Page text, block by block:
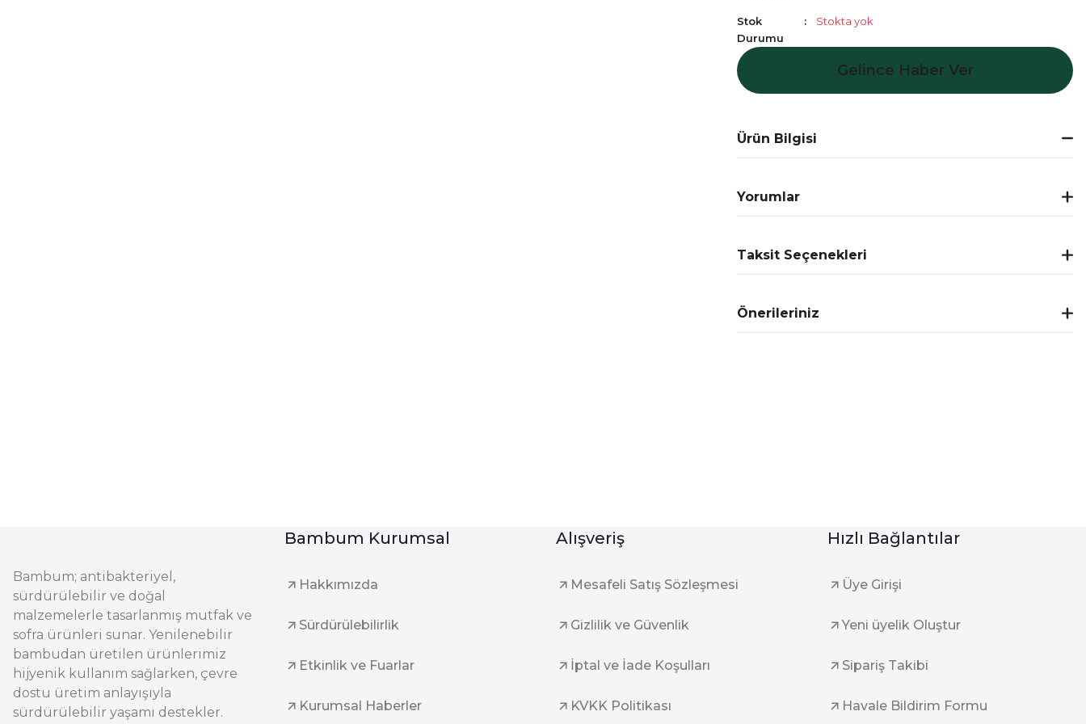
Stok
Durumu
Stokta yok
Gelince Haber Ver
Ürün Bilgisi
Yorumlar
Taksit Seçenekleri
Önerileriniz
Bambum; antibakteriyel,
sürdürülebilir ve doğal
malzemelerle tasarlanmış mutfak ve
sofra ürünleri sunar. Yenilenebilir
bambudan üretilen ürünlerimiz
hijyenik kullanım sağlarken, çevre
dostu üretim anlayışıyla
sürdürülebilir yaşamı destekler.
Bambum Kurumsal
Hakkımızda
Sürdürülebilirlik
Etkinlik ve Fuarlar
Kurumsal Haberler
Alışveriş
Mesafeli Satış Sözleşmesi
Gizlilik ve Güvenlik
İptal ve İade Koşulları
KVKK Politikası
Hızlı Bağlantılar
Üye Girişi
Yeni üyelik Oluştur
Sipariş Takibi
Havale Bildirim Formu